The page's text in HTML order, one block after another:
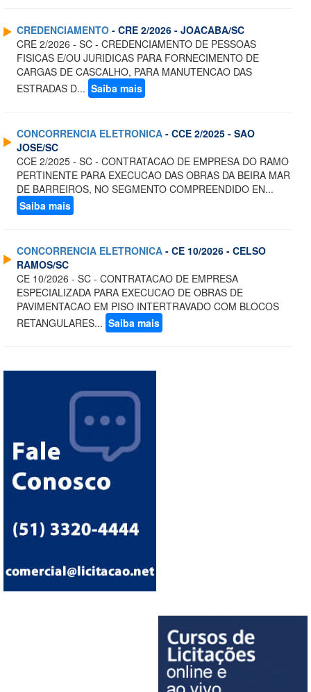
CREDENCIAMENTO - CRE 2/2026 - JOACABA/SC
CRE 2/2026 - SC - CREDENCIAMENTO DE PESSOAS
FISICAS E/OU JURIDICAS PARA FORNECIMENTO DE
CARGAS DE CASCALHO, PARA MANUTENCAO DAS
ESTRADAS D... Saiba mais
CONCORRENCIA ELETRONICA - CCE 2/2025 - SAO
JOSE/SC
CCE 2/2025 - SC - CONTRATACAO DE EMPRESA DO RAMO
PERTINENTE PARA EXECUCAO DAS OBRAS DA BEIRA MAR
DE BARREIROS, NO SEGMENTO COMPREENDIDO EN...
Saiba mais
CONCORRENCIA ELETRONICA - CE 10/2026 - CELSO
RAMOS/SC
CE 10/2026 - SC - CONTRATACAO DE EMPRESA
ESPECIALIZADA PARA EXECUCAO DE OBRAS DE
PAVIMENTACAO EM PISO INTERTRAVADO COM BLOCOS
RETANGULARES... Saiba mais